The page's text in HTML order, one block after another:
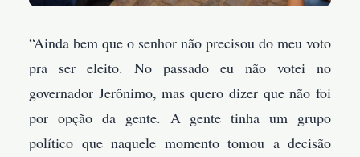
“Ainda bem que o senhor não precisou do meu voto
pra ser eleito. No passado eu não votei no
governador Jerônimo, mas quero dizer que não foi
por opção da gente. A gente tinha um grupo
político que naquele momento tomou a decisão